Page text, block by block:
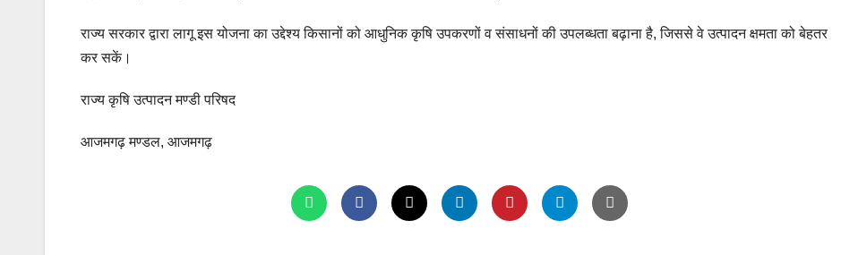
राज्य सरकार द्वारा लागू इस योजना का उद्देश्य किसानों को आधुनिक कृषि उपकरणों व संसाधनों की उपलब्धता बढ़ाना है, जिससे वे उत्पादन क्षमता को बेहतर
कर सकें।
राज्य कृषि उत्पादन मण्डी परिषद
आजमगढ़ मण्डल, आजमगढ़